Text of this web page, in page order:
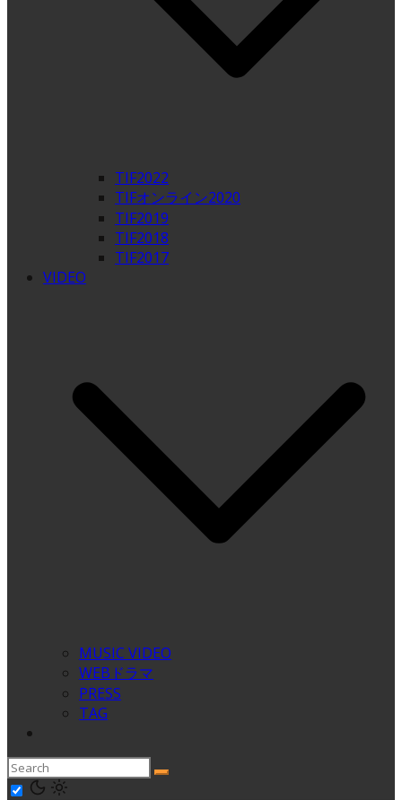
TIF2022
TIFオンライン2020
TIF2019
TIF2018
TIF2017
VIDEO
MUSIC VIDEO
WEBドラマ
PRESS
TAG